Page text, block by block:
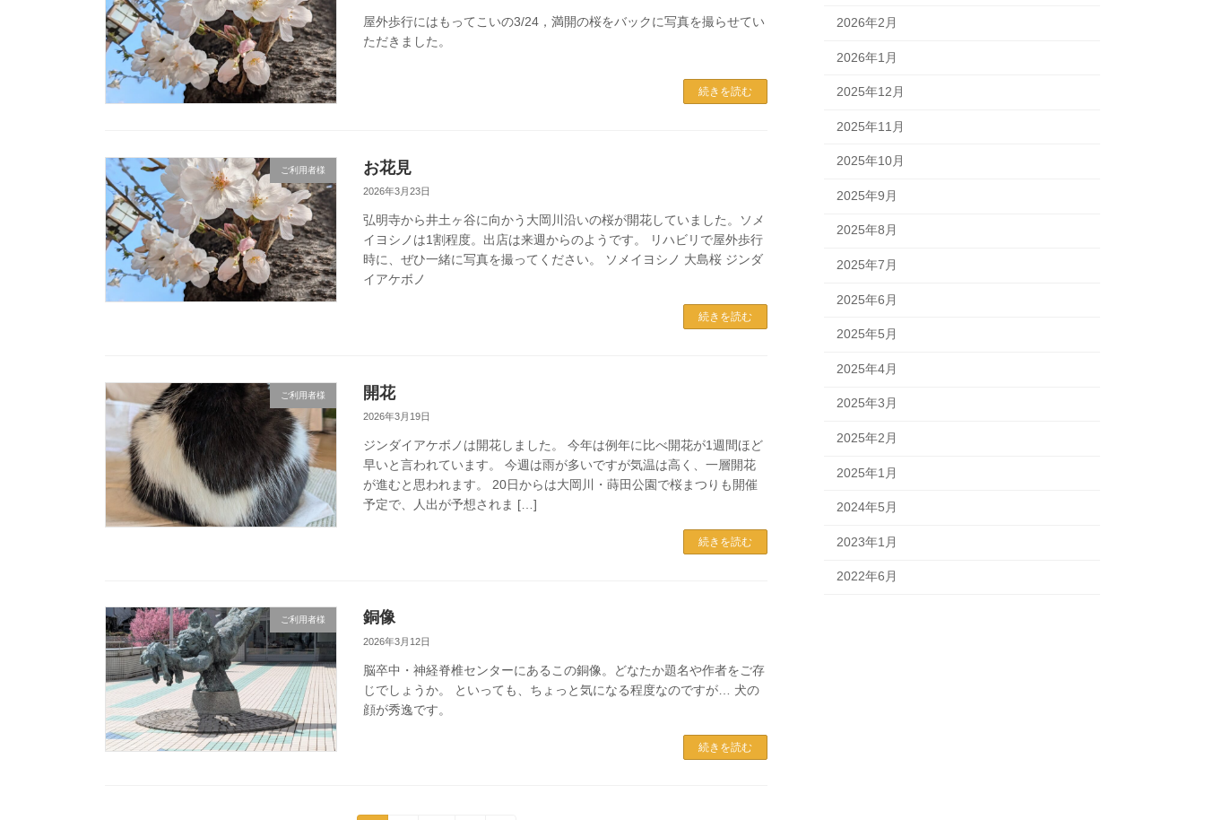
屋外歩行にはもってこいの3/24，満開の桜をバックに写真を撮らせてい
ただきました。
続きを読む
ご利用者様 お花見
2026年3月23日
弘明寺から井土ヶ谷に向かう大岡川沿いの桜が開花していました。ソメ
イヨシノは1割程度。出店は来週からのようです。 リハビリで屋外歩行
時に、ぜひ一緒に写真を撮ってください。 ソメイヨシノ 大島桜 ジンダ
イアケボノ
続きを読む
ご利用者様 開花
2026年3月19日
ジンダイアケボノは開花しました。 今年は例年に比べ開花が1週間ほど
早いと言われています。 今週は雨が多いですが気温は高く、一層開花
が進むと思われます。 20日からは大岡川・蒔田公園で桜まつりも開催
予定で、人出が予想されま […]
続きを読む
ご利用者様 銅像
2026年3月12日
脳卒中・神経脊椎センターにあるこの銅像。どなたか題名や作者をご存
じでしょうか。 といっても、ちょっと気になる程度なのですが… 犬の
顔が秀逸です。
続きを読む
2026年2月
2026年1月
2025年12月
2025年11月
2025年10月
2025年9月
2025年8月
2025年7月
2025年6月
2025年5月
2025年4月
2025年3月
2025年2月
2025年1月
2024年5月
2023年1月
2022年6月